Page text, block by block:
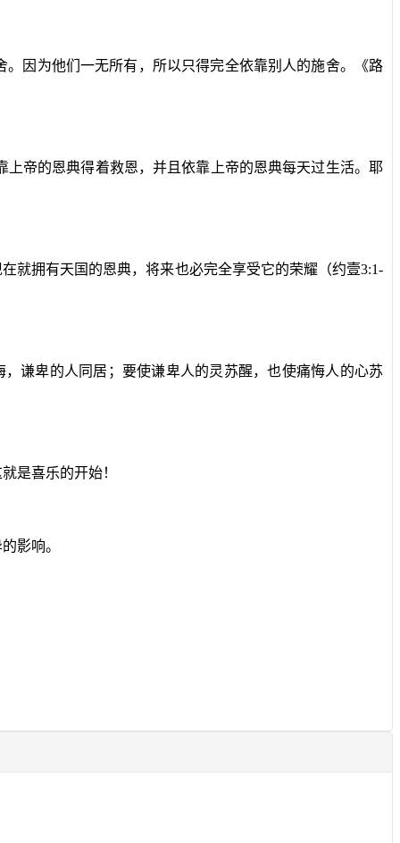
因为他们一无所有，所以只得完全依靠别人的施舍。《路
帝的恩典得着救恩，并且依靠上帝的恩典每天过生活。耶
就拥有天国的恩典，将来也必完全享受它的荣耀（约壹3:1-
谦卑的人同居；要使谦卑人的灵苏醒，也使痛悔人的心苏
是喜乐的开始！
影响。